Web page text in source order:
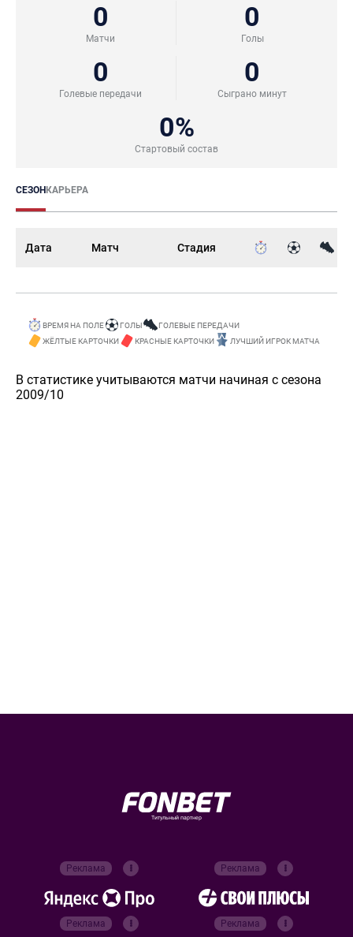
0
Матчи
0
Голы
0
Голевые передачи
0
Сыграно минут
0%
Стартовый состав
СЕЗОНКАРЬЕРА
Дата Матч Стадия
ВРЕМЯ НА ПОЛЕ ГОЛЫ
ГОЛЕВЫЕ ПЕРЕДАЧИ
ЖЁЛТЫЕ КАРТОЧКИ
КРАСНЫЕ КАРТОЧКИ ЛУЧШИЙ ИГРОК МАТЧА
В статистике учитываются матчи начиная с сезона
2009/10
Титульный партнер
Реклама Реклама
Реклама Реклама